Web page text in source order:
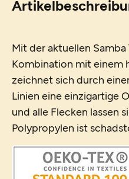
Mit der aktuellen
Kombination mit einem
zeichnet sich durch
Linien eine einzigartige
und alle Flecken lassen
Polypropylen ist